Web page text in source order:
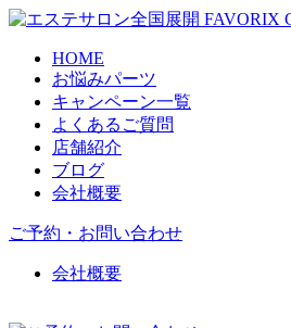
HOME
お悩みパーツ
キャンペーン一覧
よくあるご質問
店舗紹介
ブログ
会社概要
ご予約・お問い合わせ
会社概要